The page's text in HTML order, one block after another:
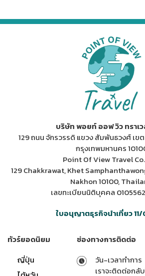
บริษัท พอยท์ ออฟ วิว ทราเ
129 ถนน จักรวรรดิ แขวง สัมพันธวงศ์ เ
กรุงเทพมหานคร
Point Of View Travel
129 Chakkrawat, Khet
Nakhon 10100,
เลขทะเบียนนิติบุคคล
ใบอนุญาตธุรกิจนำเที่ยว
ทัวร์ยอดนิยม
ญี่ปุ่น
ช่องทางการติดต่อ
วัน-เวลาทำการ
เราจะติดต่อกลั